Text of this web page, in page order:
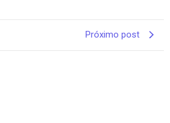
Próximo post